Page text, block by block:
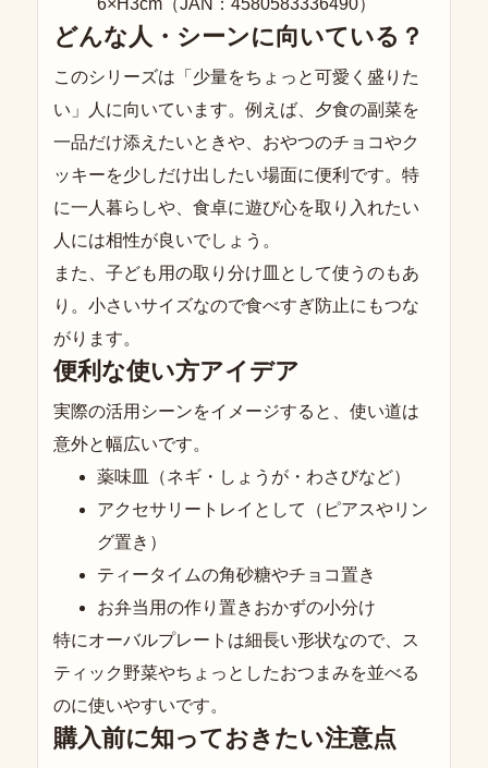
6×H3cm（JAN：4580583336490）
どんな人・シーンに向いている？
このシリーズは「少量をちょっと可愛く盛りた
い」人に向いています。例えば、夕食の副菜を
一品だけ添えたいときや、おやつのチョコやク
ッキーを少しだけ出したい場面に便利です。特
に一人暮らしや、食卓に遊び心を取り入れたい
人には相性が良いでしょう。
また、子ども用の取り分け皿として使うのもあ
り。小さいサイズなので食べすぎ防止にもつな
がります。
便利な使い方アイデア
実際の活用シーンをイメージすると、使い道は
意外と幅広いです。
薬味皿（ネギ・しょうが・わさびなど）
アクセサリートレイとして（ピアスやリン
グ置き）
ティータイムの角砂糖やチョコ置き
お弁当用の作り置きおかずの小分け
特にオーバルプレートは細長い形状なので、ス
ティック野菜やちょっとしたおつまみを並べる
のに使いやすいです。
購入前に知っておきたい注意点